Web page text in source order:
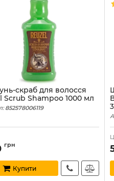
скраб для волосся
Scrub Shampoo 1000 мл
852578006119
грн
Купити